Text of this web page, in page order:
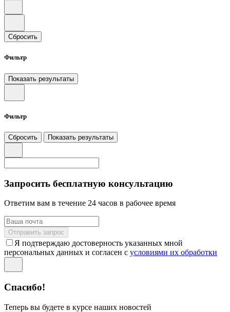
Сбросить
Фильтр
Показать результаты
Фильтр
Сбросить Показать результаты
Запросить бесплатную консультацию
Ответим вам в течение 24 часов в рабочее время
Отправить запрос
Я подтверждаю достоверность указанных мной
персональных данных и согласен с условиями их обработки
Спасибо!
Теперь вы будете в курсе наших новостей